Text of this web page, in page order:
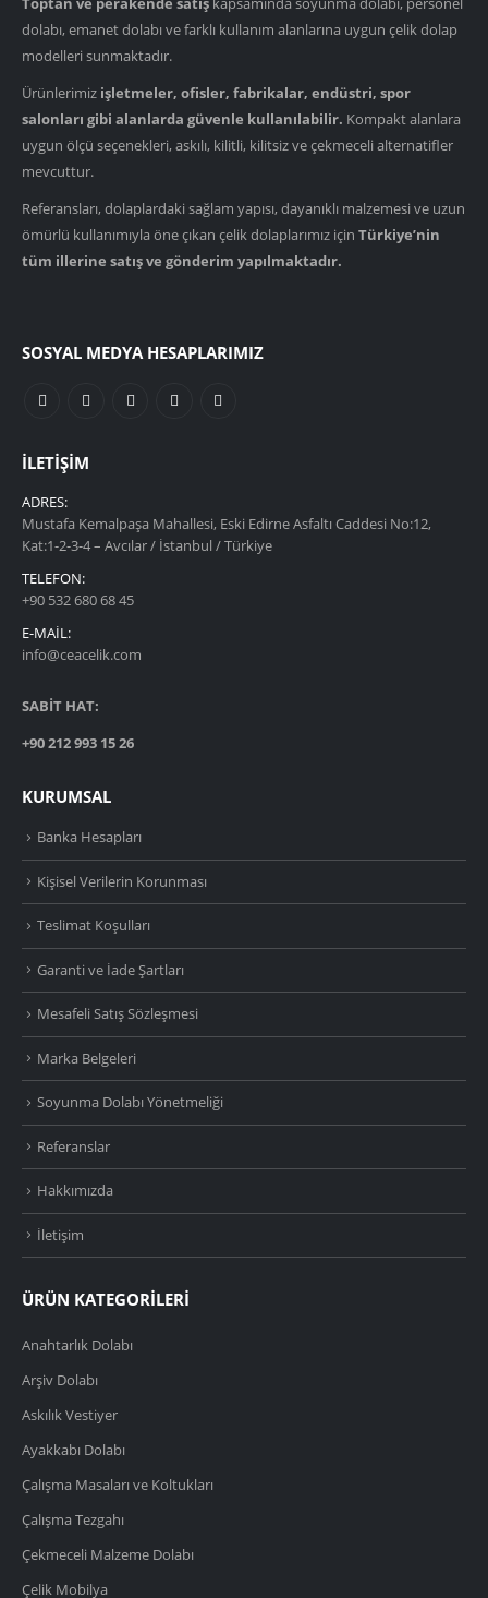
dolabı, emanet dolabı ve farklı kullanım alanlarına uygun çelik dolap
modelleri sunmaktadır.
Ürünlerimiz işletmeler, ofisler, fabrikalar, endüstri, spor
salonları gibi alanlarda güvenle kullanılabilir. Kompakt alanlara
uygun ölçü seçenekleri, askılı, kilitli, kilitsiz ve çekmeceli alternatifler
mevcuttur.
Referansları, dolaplardaki sağlam yapısı, dayanıklı malzemesi ve uzun
ömürlü kullanımıyla öne çıkan çelik dolaplarımız için Türkiye’nin
tüm illerine satış ve gönderim yapılmaktadır.
SOSYAL MEDYA HESAPLARIMIZ
İLETIŞIM
ADRES:
Mustafa Kemalpaşa Mahallesi, Eski Edirne Asfaltı Caddesi No:12,
Kat:1-2-3-4 – Avcılar / İstanbul / Türkiye
TELEFON:
+90 532 680 68 45
E-MAIL:
info@ceacelik.com
SABİT HAT:
+90 212 993 15 26
KURUMSAL
Banka Hesapları
Kişisel Verilerin Korunması
Teslimat Koşulları
Garanti ve İade Şartları
Mesafeli Satış Sözleşmesi
Marka Belgeleri
Soyunma Dolabı Yönetmeliği
Referanslar
Hakkımızda
İletişim
ÜRÜN KATEGORİLERİ
Anahtarlık Dolabı
Arşiv Dolabı
Askılık Vestiyer
Ayakkabı Dolabı
Çalışma Masaları ve Koltukları
Çalışma Tezgahı
Çekmeceli Malzeme Dolabı
Çelik Mobilya